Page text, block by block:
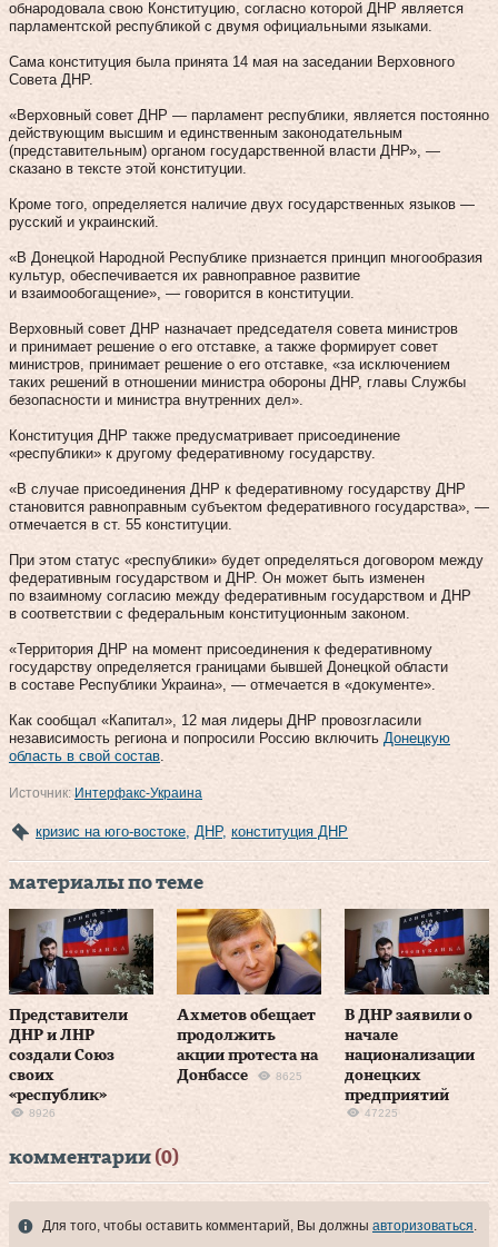
обнародовала свою Конституцию, согласно которой ДНР является
парламентской республикой с двумя официальными языками.
Сама конституция была принята 14 мая на заседании Верховного
Совета ДНР.
«Верховный совет ДНР — парламент республики, является постоянно
действующим высшим и единственным законодательным
(представительным) органом государственной власти ДНР», —
сказано в тексте этой конституции.
Кроме того, определяется наличие двух государственных языков —
русский и украинский.
«В Донецкой Народной Республике признается принцип многообразия
культур, обеспечивается их равноправное развитие
и взаимообогащение», — говорится в конституции.
Верховный совет ДНР назначает председателя совета министров
и принимает решение о его отставке, а также формирует совет
министров, принимает решение о его отставке, «за исключением
таких решений в отношении министра обороны ДНР, главы Службы
безопасности и министра внутренних дел».
Конституция ДНР также предусматривает присоединение
«республики» к другому федеративному государству.
«В случае присоединения ДНР к федеративному государству ДНР
становится равноправным субъектом федеративного государства», —
отмечается в ст. 55 конституции.
При этом статус «республики» будет определяться договором между
федеративным государством и ДНР. Он может быть изменен
по взаимному согласию между федеративным государством и ДНР
в соответствии с федеральным конституционным законом.
«Территория ДНР на момент присоединения к федеративному
государству определяется границами бывшей Донецкой области
в составе Республики Украина», — отмечается в «документе».
Как сообщал «Капитал», 12 мая лидеры ДНР провозгласили
независимость региона и попросили Россию включить Донецкую
область в свой состав
Источник:Интерфакс-Украина
кризис на юго-востоке ДНР, конституция ДНР
материалы по теме
Представители
ДНР и ЛНР
создали Союз
своих
«республик»
8926
Ахметов обещает
продолжить
акции протеста на
Донбассе
8625
В ДНР заявили о
начале
национализации
донецких
предприятий
47225
комментарии (0)
Для того, чтобы оставить комментарий, Вы должны авторизоваться.